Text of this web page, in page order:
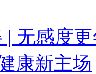
| 无感度
康新主场